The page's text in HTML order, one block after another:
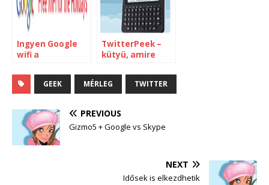
Ingyen Google
wifi a
TwitterPeek –
kütyü, amire
GEEK MÉRLEG TWITTER
PREVIOUS
Gizmo5 + Google vs Skype
NEXT
Idősek is elkezdhetik